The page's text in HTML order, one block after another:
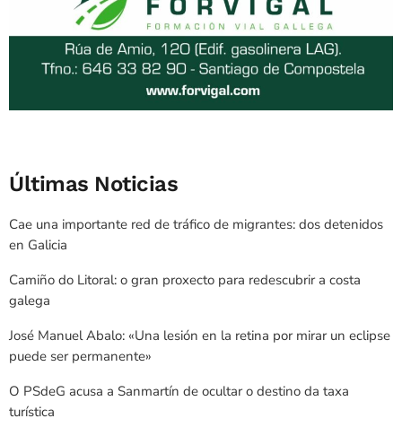
Últimas Noticias
Cae una importante red de tráfico de migrantes: dos detenidos
en Galicia
Camiño do Litoral: o gran proxecto para redescubrir a costa
galega
José Manuel Abalo: «Una lesión en la retina por mirar un eclipse
puede ser permanente»
O PSdeG acusa a Sanmartín de ocultar o destino da taxa
turística